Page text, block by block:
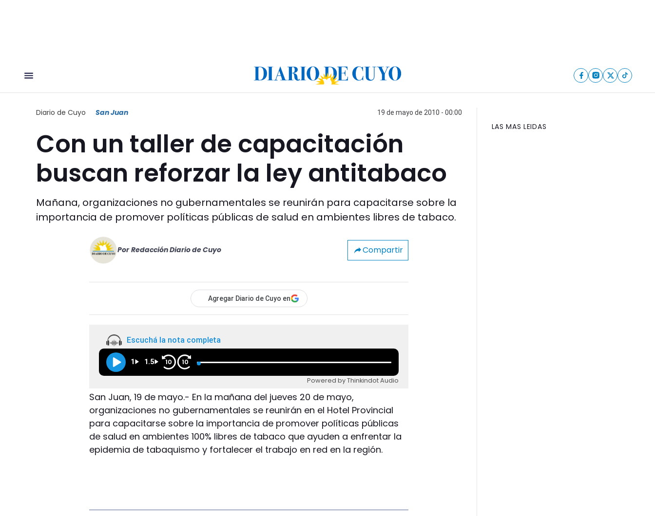
Diario de Cuyo San Juan 19 de mayo de 2010 - 00:00
Con un taller de capacitación
buscan reforzar la ley antitabaco
Mañana, organizaciones no gubernamentales se reunirán para capacitarse sobre la
importancia de promover políticas públicas de salud en ambientes libres de tabaco.
Por Redacción Diario de Cuyo Compartir
Agregar Diario de Cuyo en
Escuchá la nota completa
1 1.5 10 10
Powered by Thinkindot Audio
San Juan, 19 de mayo.- En la mañana del jueves 20 de mayo,
organizaciones no gubernamentales se reunirán en el Hotel Provincial
para capacitarse sobre la importancia de promover políticas públicas
de salud en ambientes 100% libres de tabaco que ayuden a enfrentar la
epidemia de tabaquismo y fortalecer el trabajo en red en la región.
LAS MAS LEIDAS